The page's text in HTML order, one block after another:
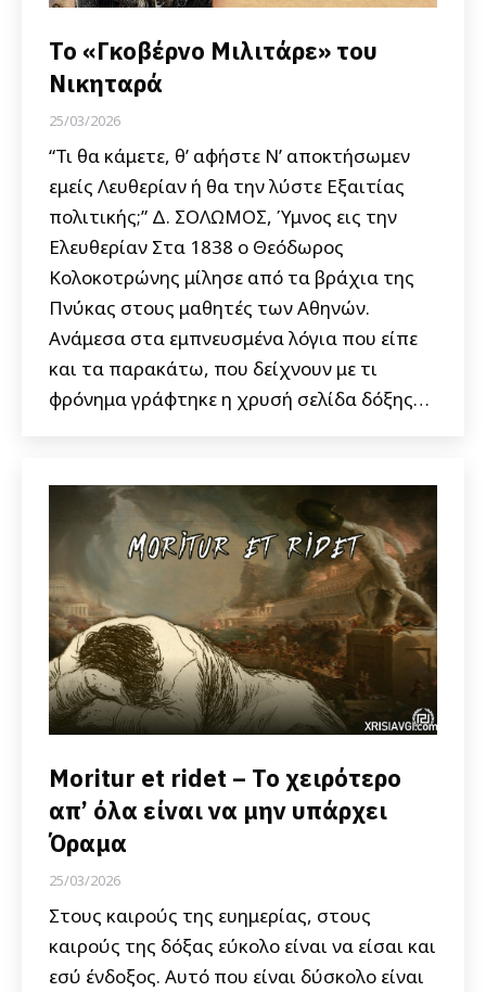
Το «Γκοβέρνο Μιλιτάρε» του
Νικηταρά
25/03/2026
“Τι θα κάμετε, θ’ αφήστε Ν’ αποκτήσωμεν
εμείς Λευθερίαν ή θα την λύστε Εξαιτίας
πολιτικής;” Δ. ΣΟΛΩΜΟΣ, Ύμνος εις την
Ελευθερίαν Στα 1838 ο Θεόδωρος
Κολοκοτρώνης μίλησε από τα βράχια της
Πνύκας στους μαθητές των Αθηνών.
Ανάμεσα στα εμπνευσμένα λόγια που είπε
και τα παρακάτω, που δείχνουν με τι
φρόνημα γράφτηκε η χρυσή σελίδα δόξης…
Moritur et ridet – Το χειρότερο
απ’ όλα είναι να μην υπάρχει
Όραμα
25/03/2026
Στους καιρούς της ευημερίας, στους
καιρούς της δόξας εύκολο είναι να είσαι και
εσύ ένδοξος. Αυτό που είναι δύσκολο είναι